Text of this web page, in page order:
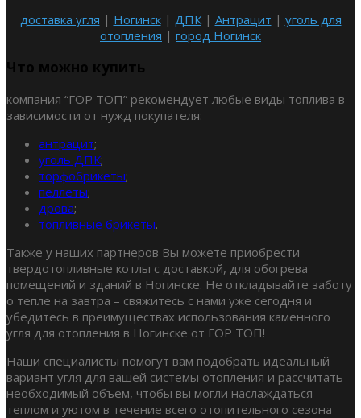
доставка угля | Ногинск| ДПК| Антрацит | уголь для
отопления | город Ногинск
Что можно купить
компания “ГОР ТОП” рекомендует любые виды топлива в
зависимости от нужд покупателя:
антрацит;
уголь ДПК;
торфобрикеты;
пеллеты;
дрова;
топливные брикеты.
Также у наших партнеров Вы можете приобрести
твердотопливные котлы с доставкой, для обогрева
помещений и зданий в Ногинске. Не откладывайте заботу
о тепле на завтра – свяжитесь с нами уже сегодня и
убедитесь в преимуществах использования каменного
угля для отопления в Ногинске от ГОР ТОП!
Наши специалисты помогут вам подобрать идеальный
вариант угля для вашей системы отопления и рассчитать
необходимый объем, чтобы вы могли наслаждаться
теплом и уютом в течение всего отопительного сезона